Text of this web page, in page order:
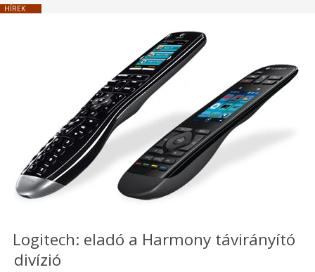
HÍREK
Logitech: eladó a Harmony távirányító
divízió